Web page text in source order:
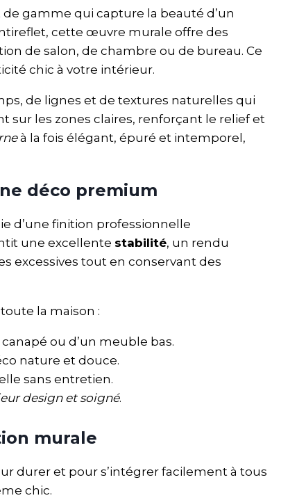
gamme qui capture la beauté d’un
cette œuvre murale offre des
de salon, de chambre ou de bureau. Ce
chic à votre intérieur.
de lignes et de textures naturelles qui
sur les zones claires, renforçant le relief et
à la fois élégant, épuré et intemporel,
déco premium
d’une finition professionnelle
une excellente stabilité, un rendu
excessives tout en conservant des
la maison :
ou d’un meuble bas.
nature et douce.
sans entretien.
design et soigné.
murale
durer et pour s’intégrer facilement à tous
chic.